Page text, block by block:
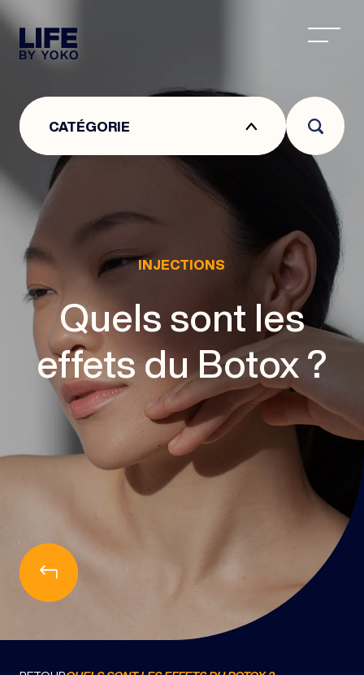
CATÉGORIE
INJECTIONS
Quels sont les
effets du Botox ?